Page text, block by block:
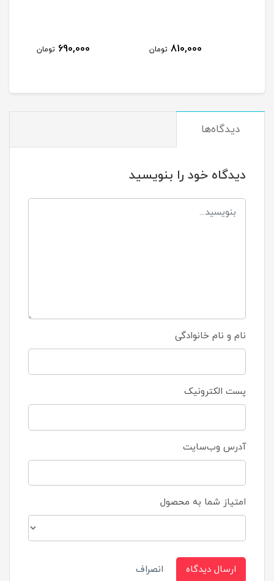
810,000 تومان 690,000 تومان
دیدگاه‌ها
دیدگاه خود را بنویسید
نام و نام خانوادگی
پست الکترونیک
آدرس وب‌سایت
امتیاز شما به محصول
ارسال دیدگاه انصراف